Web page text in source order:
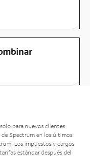
para nuevos clientes
Spectrum en los últimos
Los impuestos y cargos
estándar después del